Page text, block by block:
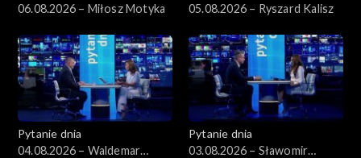
06.08.2026 – Miłosz Motyka
05.08.2026 – Ryszard Kalisz
Pytanie dnia
04.08.2026 – Waldemar
Pytanie dnia
03.08.2026 – Sławomir